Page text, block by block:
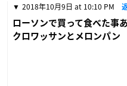
2018年10月9日 at 10:10 PM
ローソンで買って食べた事
クロワッサンとメロンパン